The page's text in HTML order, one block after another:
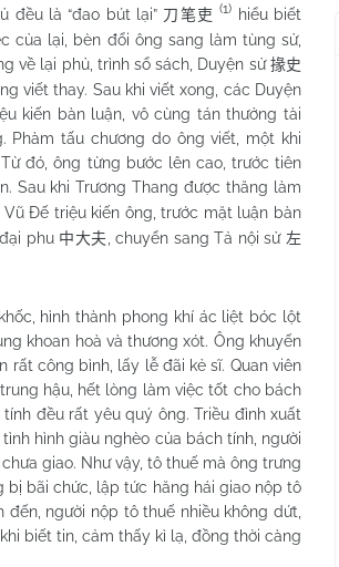
đều là “đao bút lại” 刀笔吏 (1) hiểu biết
của lại, bèn đổi ông sang làm tùng sử,
về lại phủ, trình sổ sách, Duyện sử 掾史
viết thay. Sau khi viết xong, các Duyện
kiến bàn luận, vô cùng tán thưởng tài
Phàm tấu chương do ông viết, một khi
đó, ông từng bước lên cao, trước tiên
Sau khi Trương Thang được thăng làm
Vũ Đế triệu kiến ông, trước mặt luận bàn
phu 中大夫 , chuyển sang Tả nội sử 左
hình thành phong khí ác liệt bóc lột
khoan hoà và thương xót. Ông khuyến
rất công bình, lấy lễ đãi kẻ sĩ. Quan viên
hậu, hết lòng làm việc tốt cho bách
đều rất yêu quý ông. Triều đình xuất
hình giàu nghèo của bách tính, người
giao. Như vậy, tô thuế mà ông trưng
bị bãi chức, lập tức hăng hái giao nộp tô
người nộp tô thuế nhiều không dứt,
biết tin, cảm thấy kì lạ, đồng thời càng